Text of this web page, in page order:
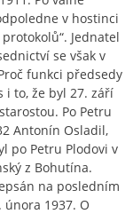
v hostinci
Jednatel
se však v
funkci předsedy
i to, že byl 27. září
Po Petru
Antonín Osladil,
po Petru Plodovi v
z Bohutína.
na posledním
1937. O